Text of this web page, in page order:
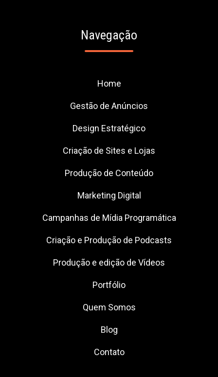
Navegação
Home
Gestão de Anúncios
Design Estratégico
Criação de Sites e Lojas
Produção de Conteúdo
Marketing Digital
Campanhas de Mídia Programática
Criação e Produção de Podcasts
Produção e edição de Vídeos
Portfólio
Quem Somos
Blog
Contato